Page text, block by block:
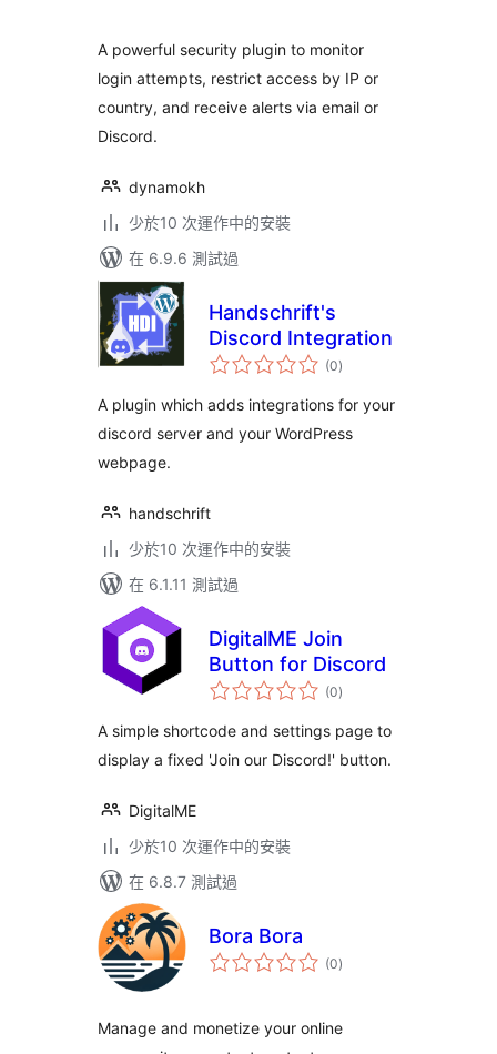
A powerful security plugin to monitor
login attempts, restrict access by IP or
country, and receive alerts via email or
Discord.
dynamokh
少於10 次運作中的安裝
在 6.9.6 測試過
Handschrift's
Discord Integration
(0總
評)
A plugin which adds integrations for your
discord server and your WordPress
webpage.
handschrift
少於10 次運作中的安裝
在 6.1.11 測試過
DigitalME Join
Button for Discord
(0總
評)
A simple shortcode and settings page to
display a fixed 'Join our Discord!' button.
DigitalME
少於10 次運作中的安裝
在 6.8.7 測試過
Bora Bora
(0總
評)
Manage and monetize your online